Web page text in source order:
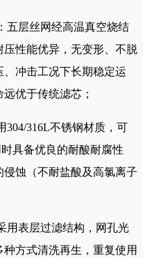
五层丝网经高温真空烧结
性能优异，无变形、不脱
冲击工况下长期稳定运
优于传统滤芯；
316L不锈钢材质，可
具备优良的耐酸耐腐性
蚀（不耐盐酸及高氯离子
用表层过滤结构，网孔光
方式清洗再生，重复使用